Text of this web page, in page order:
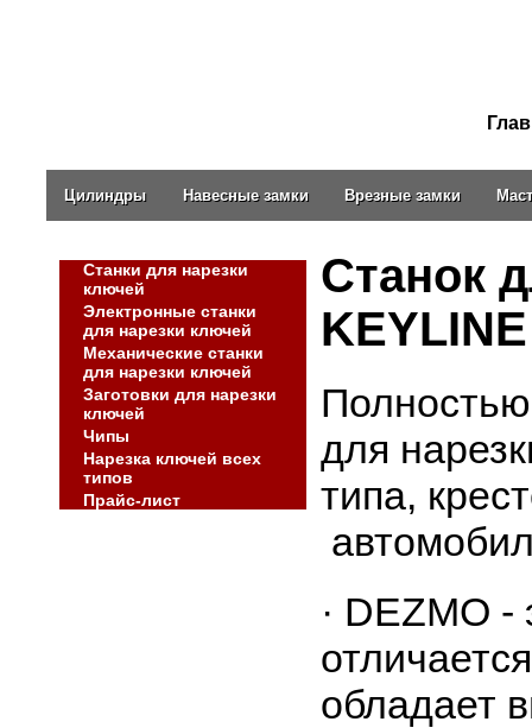
Цилиндры Навесные замки Врезные замки
Станки для нарезки
ключей
Электронные станки
для нарезки ключей
Механические станки
для нарезки ключей
Заготовки для нарезки
ключей
Чипы
Нарезка ключей всех
типов
Прайс-лист
Станок
KEYLINE
для
типа,
· DEZMO
обладает